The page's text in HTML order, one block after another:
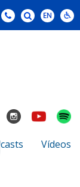
Vídeos